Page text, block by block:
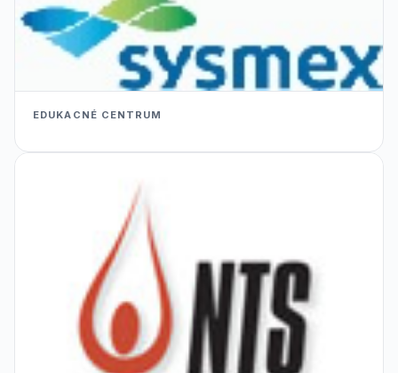
EDUKACNÉ CENTRUM